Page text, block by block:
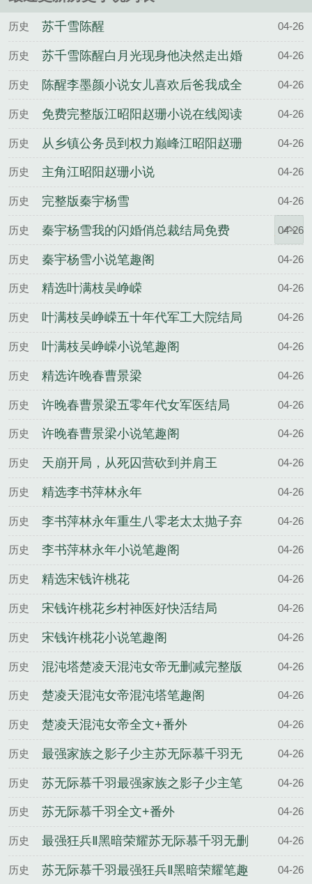
历史 苏千雪陈醒 04-26
历史
苏千雪陈醒白月光现身他决然走出婚
姻围城
04-26
历史
陈醒李墨颜小说女儿喜欢后爸我成全
他们一家三口
04-26
历史 免费完整版江昭阳赵珊小说在线阅读 04-26
历史
从乡镇公务员到权力巅峰江昭阳赵珊
结局
04-26
历史 主角江昭阳赵珊小说 04-26
历史 完整版秦宇杨雪 04-26
历史 秦宇杨雪我的闪婚俏总裁结局免费 04-26
历史 秦宇杨雪小说笔趣阁 04-26
历史 精选叶满枝吴峥嵘 04-26
历史 叶满枝吴峥嵘五十年代军工大院结局 04-26
历史 叶满枝吴峥嵘小说笔趣阁 04-26
历史 精选许晚春曹景梁 04-26
历史 许晚春曹景梁五零年代女军医结局 04-26
历史 许晚春曹景梁小说笔趣阁 04-26
历史 天崩开局，从死囚营砍到并肩王 04-26
历史 精选李书萍林永年 04-26
历史
李书萍林永年重生八零老太太抛子弃
女结局
04-26
历史 李书萍林永年小说笔趣阁 04-26
历史 精选宋钱许桃花 04-26
历史 宋钱许桃花乡村神医好快活结局 04-26
历史 宋钱许桃花小说笔趣阁 04-26
历史 混沌塔楚凌天混沌女帝无删减完整版 04-26
历史 楚凌天混沌女帝混沌塔笔趣阁 04-26
历史 楚凌天混沌女帝全文+番外 04-26
历史
最强家族之影子少主苏无际慕千羽无
删减完整版
04-26
历史
苏无际慕千羽最强家族之影子少主笔
趣阁
04-26
历史 苏无际慕千羽全文+番外 04-26
历史
最强狂兵Ⅱ黑暗荣耀苏无际慕千羽无删
减完整版
04-26
历史 苏无际慕千羽最强狂兵Ⅱ黑暗荣耀笔趣 04-26